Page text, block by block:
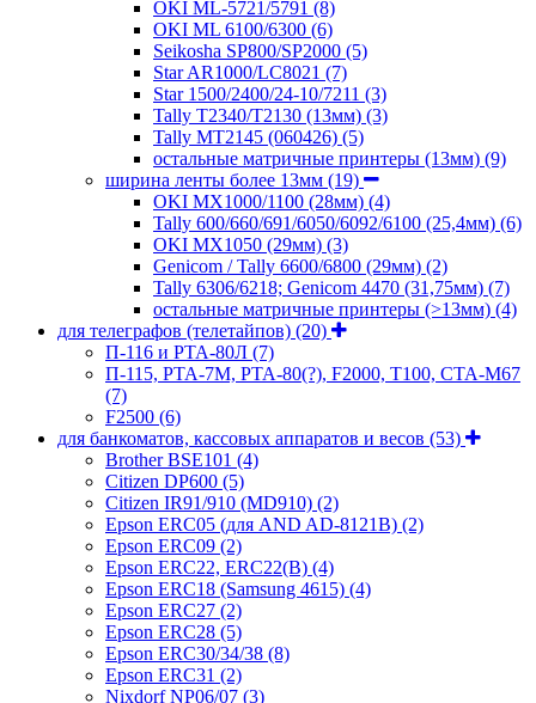
OKI ML-5721/5791 (8)
OKI ML 6100/6300 (6)
Seikosha SP800/SP2000 (5)
Star AR1000/LC8021 (7)
Star 1500/2400/24-10/7211 (3)
Tally T2340/T2130 (13мм) (3)
Tally MT2145 (060426) (5)
остальные матричные принтеры (13мм) (9)
ширина ленты более 13мм (19)
OKI MX1000/1100 (28мм) (4)
Tally 600/660/691/6050/6092/6100 (25,4мм) (6)
OKI MX1050 (29мм) (3)
Genicom / Tally 6600/6800 (29мм) (2)
Tally 6306/6218; Genicom 4470 (31,75мм) (7)
остальные матричные принтеры (>13мм) (4)
для телеграфов (телетайпов) (20)
П-116 и РТА-80Л (7)
П-115, РТА-7М, РТА-80(?), F2000, T100, СТА-М67
(7)
F2500 (6)
для банкоматов, кассовых аппаратов и весов (53)
Brother BSE101 (4)
Citizen DP600 (5)
Citizen IR91/910 (MD910) (2)
Epson ERC05 (для AND AD-8121B) (2)
Epson ERC09 (2)
Epson ERC22, ERC22(B) (4)
Epson ERC18 (Samsung 4615) (4)
Epson ERC27 (2)
Epson ERC28 (5)
Epson ERC30/34/38 (8)
Epson ERC31 (2)
Nixdorf NP06/07 (3)